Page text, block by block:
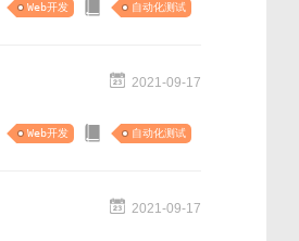
Web开发 自动化测试
2021-09-17
Web开发 自动化测试
2021-09-17